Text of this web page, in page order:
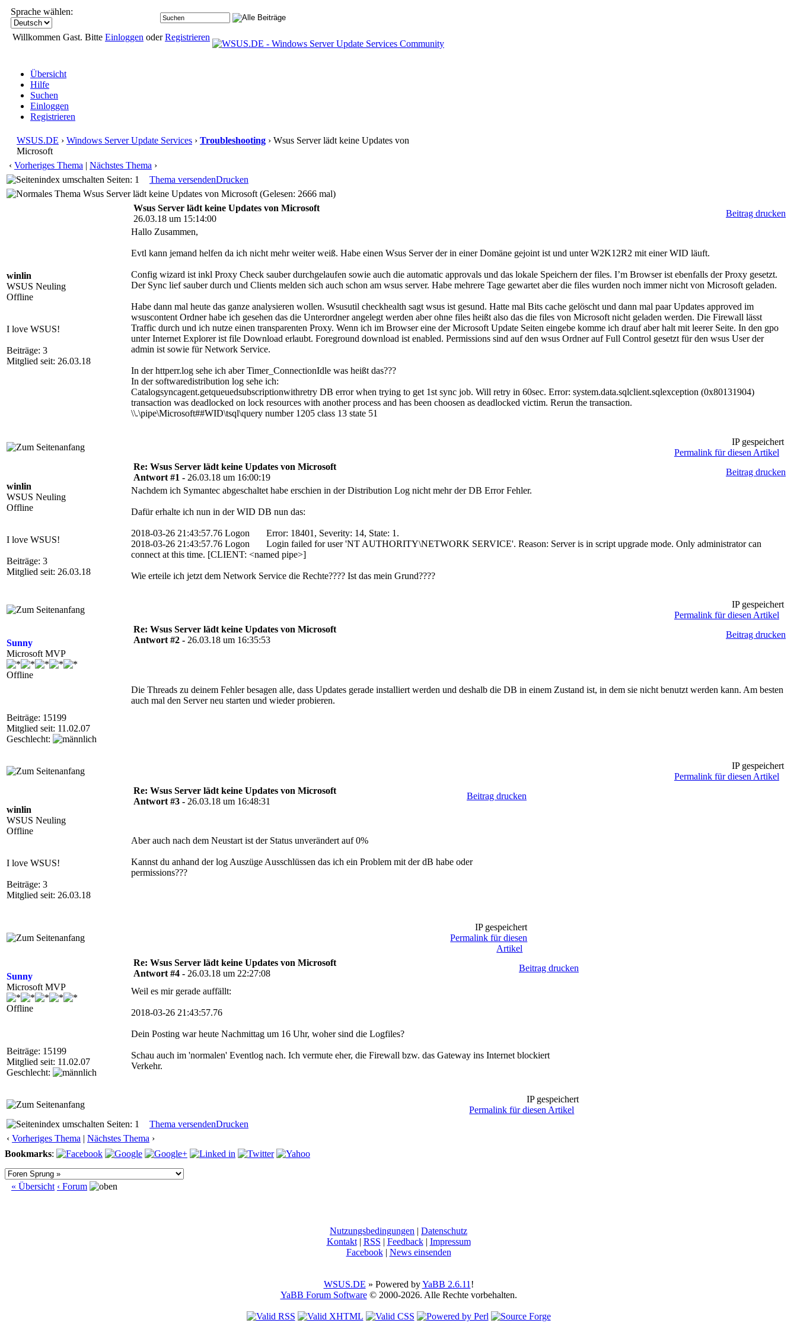
Sprache wählen:
Willkommen Gast. Bitte Einloggen oderRegistrieren
Übersicht
Hilfe
Suchen
Einloggen
Registrieren
WSUS.DE › Windows Server Update Services › Troubleshooting › Wsus Server lädt keine Updates von
Microsoft
‹ Vorheriges Thema | Nächstes Thema ›
Seiten: 1
Thema versendenDrucken
Wsus Server lädt keine Updates von Microsoft (Gelesen: 2666 mal)
winlin
WSUS Neuling
Offline
I love WSUS!
Beiträge: 3
Mitglied seit: 26.03.18
Wsus Server lädt keine Updates von Microsoft
26.03.18 um 15:14:00
Beitrag drucken
Hallo Zusammen,
Evtl kann jemand helfen da ich nicht mehr weiter weiß. Habe einen Wsus Server der in einer Domäne gejoint ist und unter W2K12R2 mit einer WID läuft.
Config wizard ist inkl Proxy Check sauber durchgelaufen sowie auch die automatic approvals und das lokale Speichern der files. I’m Browser ist ebenfalls der Proxy gesetzt.
Der Sync lief sauber durch und Clients melden sich auch schon am wsus server. Habe mehrere Tage gewartet aber die files wurden noch immer nicht von Microsoft geladen.
Habe dann mal heute das ganze analysieren wollen. Wsusutil checkhealth sagt wsus ist gesund. Hatte mal Bits cache gelöscht und dann mal paar Updates approved im
wsuscontent Ordner habe ich gesehen das die Unterordner angelegt werden aber ohne files heißt also das die files von Microsoft nicht geladen werden. Die Firewall lässt
Traffic durch und ich nutze einen transparenten Proxy. Wenn ich im Browser eine der Microsoft Update Seiten eingebe komme ich drauf aber halt mit leerer Seite. In den gpo
unter Internet Explorer ist file Download erlaubt. Foreground download ist enabled. Permissions sind auf den wsus Ordner auf Full Control gesetzt für den wsus User der
admin ist sowie für Network Service.
In der httperr.log sehe ich aber Timer_ConnectionIdle was heißt das???
In der softwaredistribution log sehe ich:
Catalogsyncagent.getqueuedsubscriptionwithretry DB error when trying to get 1st sync job. Will retry in 60sec. Error: system.data.sqlclient.sqlexception (0x80131904)
transaction was deadlocked on lock resources with another process and has been choosen as deadlocked victim. Rerun the transaction.
\\.\pipe\Microsoft##WID\tsql\query number 1205 class 13 state 51
IP gespeichert
Permalink für diesen Artikel
winlin
WSUS Neuling
Offline
I love WSUS!
Beiträge: 3
Mitglied seit: 26.03.18
Re: Wsus Server lädt keine Updates von Microsoft
Antwort #1 - 26.03.18 um 16:00:19
Beitrag drucken
Nachdem ich Symantec abgeschaltet habe erschien in der Distribution Log nicht mehr der DB Error Fehler.
Dafür erhalte ich nun in der WID DB nun das:
2018-03-26 21:43:57.76 Logon Error: 18401, Severity: 14, State: 1.
2018-03-26 21:43:57.76 Logon Login failed for user 'NT AUTHORITY\NETWORK SERVICE'. Reason: Server is in script upgrade mode. Only administrator can
connect at this time. [CLIENT: <named pipe>]
Wie erteile ich jetzt dem Network Service die Rechte???? Ist das mein Grund????
IP gespeichert
Permalink für diesen Artikel
Sunny
Microsoft MVP
Offline
Beiträge: 15199
Mitglied seit: 11.02.07
Geschlecht:
Re: Wsus Server lädt keine Updates von Microsoft
Antwort #2 - 26.03.18 um 16:35:53
Beitrag drucken
Die Threads zu deinem Fehler besagen alle, dass Updates gerade installiert werden und deshalb die DB in einem Zustand ist, in dem sie nicht benutzt werden kann. Am besten
auch mal den Server neu starten und wieder probieren.
IP gespeichert
Permalink für diesen Artikel
winlin
WSUS Neuling
Offline
I love WSUS!
Beiträge: 3
Mitglied seit: 26.03.18
Re: Wsus Server lädt keine Updates von Microsoft
Antwort #3 - 26.03.18 um 16:48:31
Beitrag drucken
Aber auch nach dem Neustart ist der Status unverändert auf 0%
Kannst du anhand der log Auszüge Ausschlüssen das ich ein Problem mit der dB habe oder
permissions???
IP gespeichert
Permalink für diesen
Artikel
Sunny
Microsoft MVP
Offline
Beiträge: 15199
Mitglied seit: 11.02.07
Geschlecht:
Re: Wsus Server lädt keine Updates von Microsoft
Antwort #4 - 26.03.18 um 22:27:08
Beitrag drucken
Weil es mir gerade auffällt:
2018-03-26 21:43:57.76
Dein Posting war heute Nachmittag um 16 Uhr, woher sind die Logfiles?
Schau auch im 'normalen' Eventlog nach. Ich vermute eher, die Firewall bzw. das Gateway ins Internet blockiert
Verkehr.
IP gespeichert
Permalink für diesen Artikel
Seiten: 1
Thema versendenDrucken
‹ Vorheriges Thema | Nächstes Thema ›
Bookmarks:
« Übersicht ‹ Forum
Nutzungsbedingungen | Datenschutz
Kontakt| RSS | Feedback| Impressum
Facebook| News einsenden
WSUS.DE » Powered byYaBB 2.6.11 !
YaBB Forum Software© 2000-2026. Alle Rechte vorbehalten.